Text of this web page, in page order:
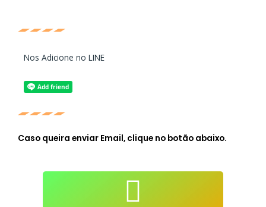
Nos Adicione no LINE
Caso queira enviar Email, clique no botão abaixo.
mail
atendimento@live-lessons.jp